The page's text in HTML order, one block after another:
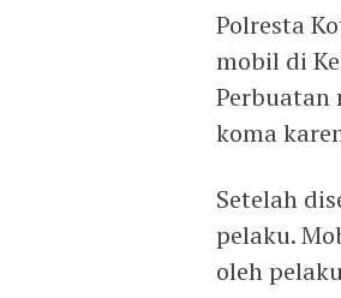
Polresta
mobil di
Perbuatan
koma
Setelah
pelaku.
oleh